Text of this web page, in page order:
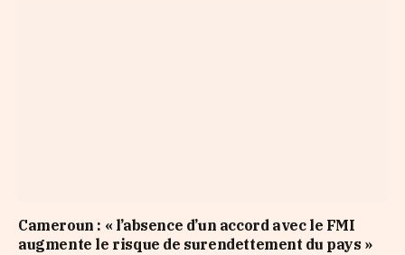
Cameroun : « l’absence d’un accord avec le FMI
augmente le risque de surendettement du pays »